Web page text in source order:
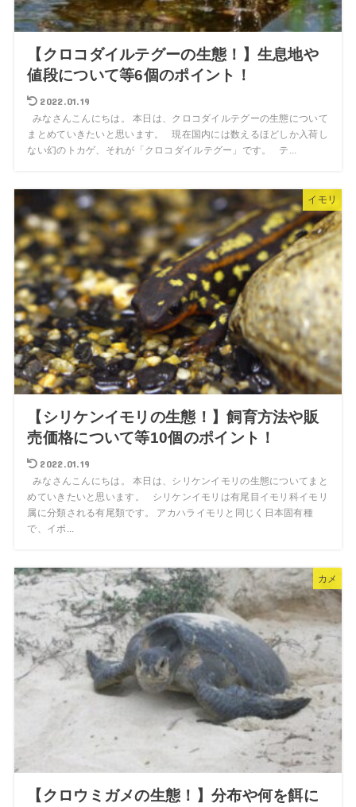
【クロコダイルテグーの生態！】生息地や
値段について等6個のポイント！
2022.01.19
みなさんこんにちは。 本日は、クロコダイルテグーの生態について
まとめていきたいと思います。 現在国内には数えるほどしか入荷し
ない幻のトカゲ、それが「クロコダイルテグー」です。 テ...
イモリ
【シリケンイモリの生態！】飼育方法や販
売価格について等10個のポイント！
2022.01.19
みなさんこんにちは。 本日は、シリケンイモリの生態についてまと
めていきたいと思います。 シリケンイモリは有尾目イモリ科イモリ
属に分類される有尾類です。 アカハライモリと同じく日本固有種
で、イボ...
カメ
【クロウミガメの生態！】分布や何を餌に